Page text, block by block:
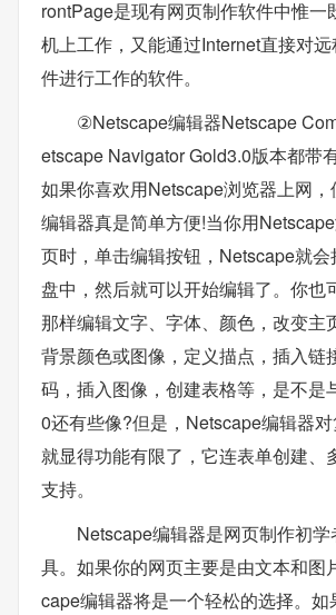
rontPage是现有网页制作软件中惟一
机上工作，又能通过Internet直接对
件进行工作的软件。
②Netscape编辑器Netscape
etscape Navigator Gold3.0版本都带
如果你喜欢用Netscape浏览器上网
编辑器真是简单方便!当你用
页时，单击编辑按钮，Netscape就
盘中，然后就可以开始编辑了。你也
那样编辑文字、字体、颜色，改变主
背景颜色或图像，定义描点，插入链
码，插入图像，创建表格等，是不是
0还有些像?但是，Netscape编辑器
就显得功能有限了，它连表单创建、
支持。
Netscape编辑器是网页制作初
具。如果你的网页主要是由文本和图
cape编辑器将是一个轻松的选择。